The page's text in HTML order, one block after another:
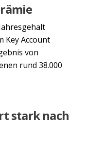
Key Account
von
rund 38.000
stark nach